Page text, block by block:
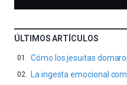
ÚLTIMOS ARTÍCULOS
Cómo los jesuitas
La ingesta emocional